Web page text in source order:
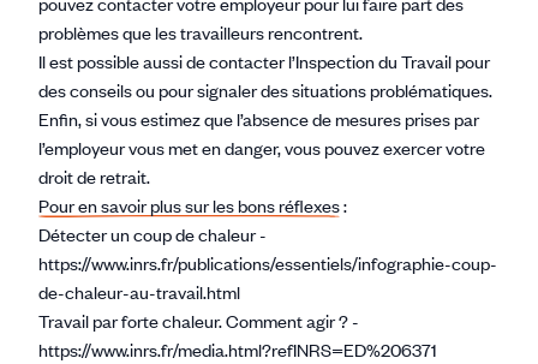
problèmes que les travailleurs rencontrent.
Il est possible aussi de contacter l’Inspection du Travail pour
des conseils ou pour signaler des situations problématiques.
Enfin, si vous estimez que l’absence de mesures prises par
l’employeur vous met en danger, vous pouvez exercer votre
droit de retrait.
Pour en savoir plus sur les bons réflexes:
Détecter un coup de chaleur -
https://www.inrs.fr/publications/essentiels/infographie-coup-
de-chaleur-au-travail.html
Travail par forte chaleur. Comment agir ? -
https://www.inrs.fr/media.html?refINRS=ED%206371